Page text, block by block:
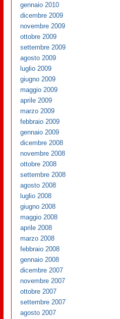
gennaio 2010
dicembre 2009
novembre 2009
ottobre 2009
settembre 2009
agosto 2009
luglio 2009
giugno 2009
maggio 2009
aprile 2009
marzo 2009
febbraio 2009
gennaio 2009
dicembre 2008
novembre 2008
ottobre 2008
settembre 2008
agosto 2008
luglio 2008
giugno 2008
maggio 2008
aprile 2008
marzo 2008
febbraio 2008
gennaio 2008
dicembre 2007
novembre 2007
ottobre 2007
settembre 2007
agosto 2007